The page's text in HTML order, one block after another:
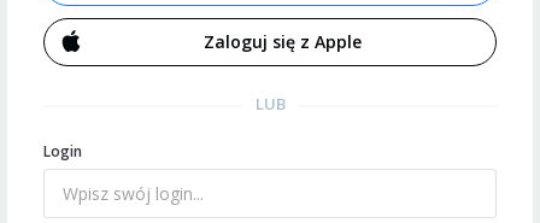
Zaloguj się z Apple
LUB
Login